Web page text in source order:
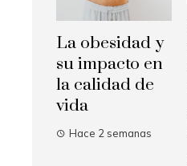
La obesidad y
su impacto en
la calidad de
vida
Hace 2 semanas